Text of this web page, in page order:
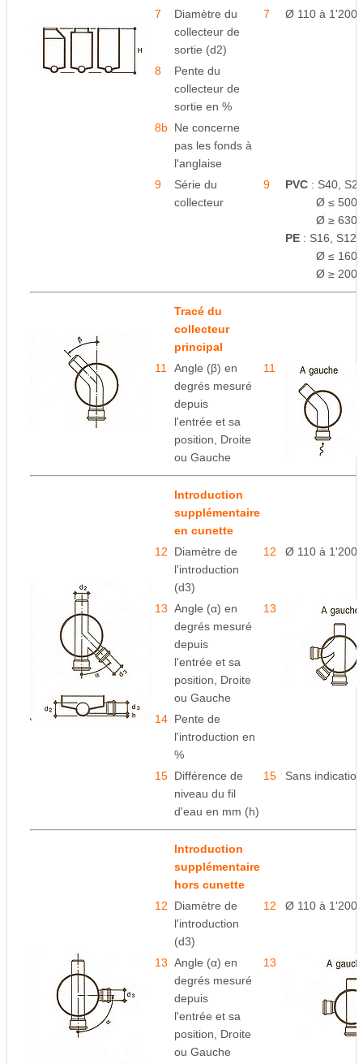
7
Diamètre du
collecteur de
sortie (d2)
7 Ø 110 à 1'200
8
Pente du
collecteur de
sortie en %
8b Ne concerne
pas les fonds à
l'anglaise
9
Série du
collecteur
9 PVC : S40,
Ø ≤ 500
Ø ≥ 630
PE : S16,
Ø ≤ 160
Ø ≥ 200
Tracé du
collecteur
principal
11
Angle (β) en
degrés mesuré
depuis
l'entrée et sa
position, Droite
ou Gauche
11
Introduction
supplémentaire
en cunette
12
Diamètre de
l'introduction
(d3)
12 Ø 110 à 1'200
13 Angle (α) en
degrés mesuré
depuis
l'entrée et sa
position, Droite
ou Gauche
13
14 Pente de
l'introduction en
%
15 Différence de
niveau du fil
d'eau en mm (h)
15 Sans
Introduction
supplémentaire
hors cunette
12
Diamètre de
l'introduction
(d3)
12 Ø 110 à 1'200
13 Angle (α) en
degrés mesuré
depuis
l'entrée et sa
position, Droite
ou Gauche
13